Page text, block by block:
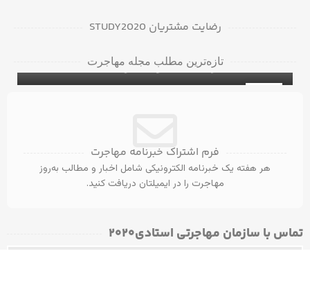
رضایت مشتریان STUDY2020
تازه‌ترین مطلب مجله مهاجرت
برای دانشجویان بین‌المللی
فرم اشتراک خبرنامه مهاجرت
هر هفته یک خبرنامه الکترونیکی شامل اخبار و مطالب به‌روز
مهاجرت را در ایمیلتان دریافت کنید.
تماس با سازمان مهاجرتی استادی۲۰۲۰​